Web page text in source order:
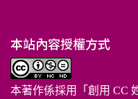
本站內容授權方式
本著作係採用「 創用 CC